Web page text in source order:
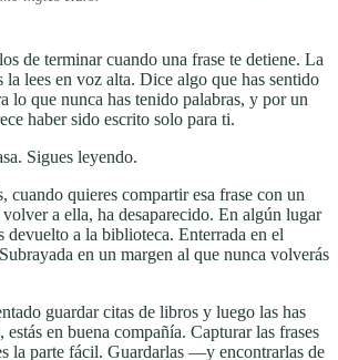
de terminar cuando una frase te detiene. La
la lees en voz alta. Dice algo que has sentido
lo que nunca has tenido palabras, y por un
haber sido escrito solo para ti.
Sigues leyendo.
cuando quieres compartir esa frase con un
a ella, ha desaparecido. En algún lugar
devuelto a la biblioteca. Enterrada en el
en un margen al que nunca volverás
guardar citas de libros y luego las has
en buena compañía. Capturar las frases
la parte fácil. Guardarlas —y encontrarlas de